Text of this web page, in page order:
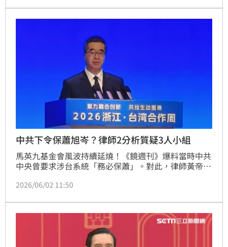
（2）日表示，已請律師蒐證，敬請有心人士與媒體自
重，不要利用偵查期間惡意對外放話。
中共下令保蕭旭岑？律師2分析質疑3人小組
馬英九基金會風波持續延燒！《鏡週刊》爆料當時中共
中央曾要求涉台系統「務必保蕭」。對此，律師黃帝穎
會委任會計師及律師召開記者會，不只拿出蕭旭岑收台
見，用會計及法律專業打臉三人小組「保蕭旭岑」的異
常偏頗！
2026/06/02 11:50